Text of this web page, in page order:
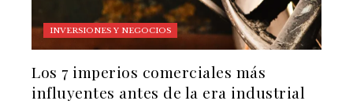
INVERSIONES Y NEGOCIOS
Los 7 imperios comerciales más
influyentes antes de la era industrial